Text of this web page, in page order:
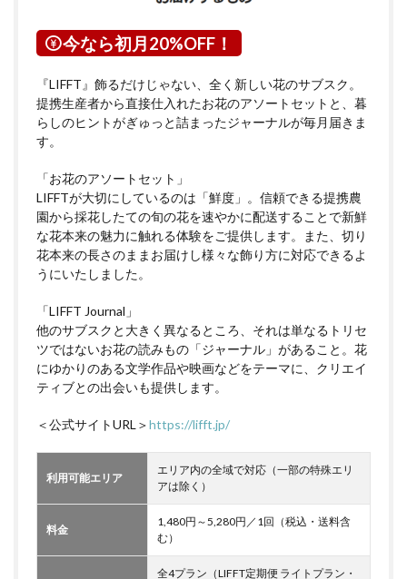
今なら初月20%OFF！
『LIFFT』飾るだけじゃない、全く新しい花のサブスク。
提携生産者から直接仕入れたお花のアソートセットと、暮
らしのヒントがぎゅっと詰まったジャーナルが毎月届きま
す。
「お花のアソートセット」
LIFFTが大切にしているのは「鮮度」。信頼できる提携農
園から採花したての旬の花を速やかに配送することで新鮮
な花本来の魅力に触れる体験をご提供します。また、切り
花本来の長さのままお届けし様々な飾り方に対応できるよ
うにいたしました。
「LIFFT Journal」
他のサブスクと大きく異なるところ、それは単なるトリセ
ツではないお花の読みもの「ジャーナル」があること。花
にゆかりのある文学作品や映画などをテーマに、クリエイ
ティブとの出会いも提供します。
＜公式サイトURL＞https://lifft.jp/
利用可能エリア
エリア内の全域で対応（一部の特殊エリ
アは除く）
料金
1,480円～5,280円／1回（税込・送料含
む）
全4プラン（LIFFT定期便 ライトプラン・